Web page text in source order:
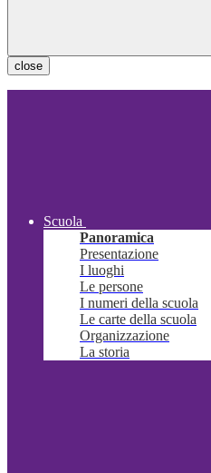
close
Scuola
Panoramica
Presentazione
I luoghi
Le persone
I numeri della scuola
Le carte della scuola
Organizzazione
La storia